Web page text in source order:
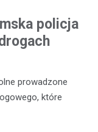
policja
prowadzone
które